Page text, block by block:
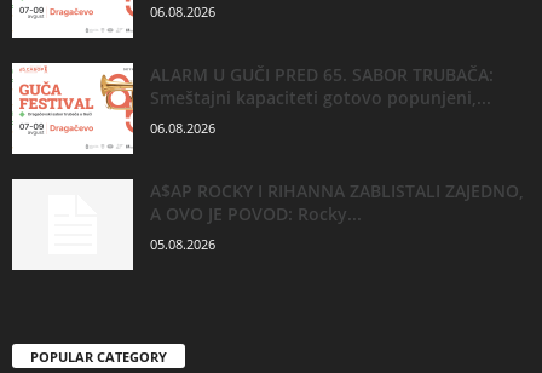
06.08.2026
ALARM U GUČI PRED 65. SABOR TRUBAČA:
Smeštajni kapaciteti gotovo popunjeni,...
06.08.2026
A$AP ROCKY I RIHANNA ZABLISTALI ZAJEDNO,
A OVO JE POVOD: Rocky...
05.08.2026
POPULAR CATEGORY